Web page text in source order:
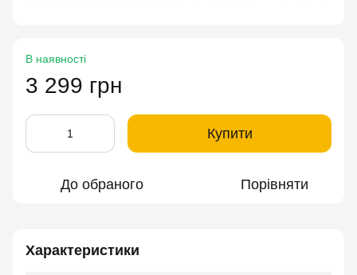
В наявності
3 299 грн
Купити
До обраного Порівняти
Характеристики